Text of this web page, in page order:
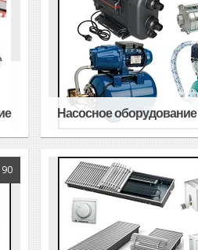
Насосное оборудование
90